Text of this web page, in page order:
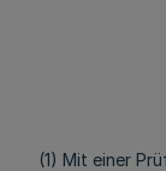
(1) Mit einer